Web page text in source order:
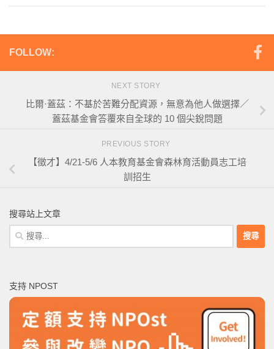
FOLLOW:
NEXT STORY
比爾·蓋茲：不基於苦難分配資源，無意為他人做選擇／
蓋茲基金會答覆來自全球的 10 個尖銳問題
PREVIOUS STORY
【徵才】4/21-5/6 人本教育基金會森林育活動員志工培
訓招生
搜尋站上文章
搜
尋
字:
支持 NPOST